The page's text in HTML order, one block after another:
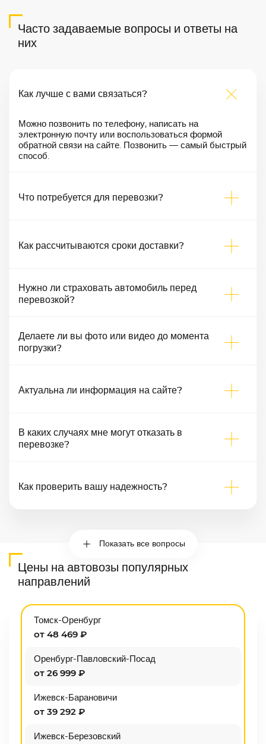
Часто задаваемые вопросы и ответы на
них
Как лучше с вами связаться?
Можно позвонить по телефону, написать на
электронную почту или воспользоваться формой
обратной связи на сайте. Позвонить — самый быстрый
способ.
Что потребуется для перевозки?
Как рассчитываются сроки доставки?
Нужно ли страховать автомобиль перед
перевозкой?
Делаете ли вы фото или видео до момента
погрузки?
Актуальна ли информация на сайте?
В каких случаях мне могут отказать в
перевозке?
Как проверить вашу надежность?
Показать все вопросы
Цены на автовозы популярных
направлений
Томск-Оренбург
от 48 469 ₽
Оренбург-Павловский-Посад
от 26 999 ₽
Ижевск-Барановичи
от 39 292 ₽
Ижевск-Березовский